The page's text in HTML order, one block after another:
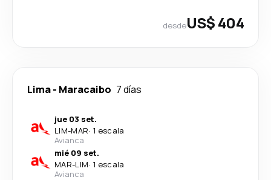
desdeUS$ 404
Lima- Maracaibo 7 días
jue 03 set.
LIM-MAR· 1 escala
Avianca
mié 09 set.
MAR-LIM· 1 escala
Avianca